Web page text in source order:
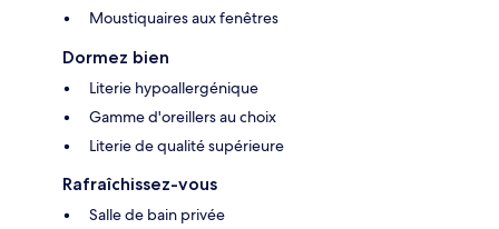
Moustiquaires aux fenêtres
Dormez bien
Literie hypoallergénique
Gamme d'oreillers au choix
Literie de qualité supérieure
Rafraîchissez-vous
Salle de bain privée